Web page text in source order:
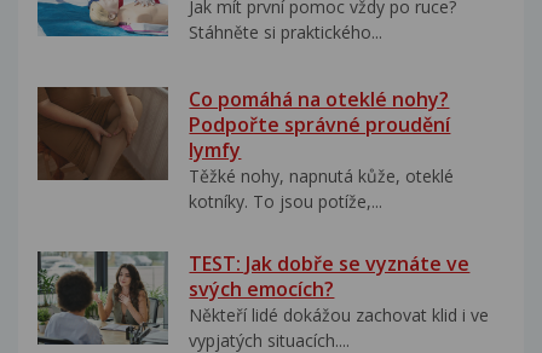
Jak mít první pomoc vždy po ruce?
Stáhněte si praktického...
Co pomáhá na oteklé nohy?
Podpořte správné proudění
lymfy
Těžké nohy, napnutá kůže, oteklé
kotníky. To jsou potíže,...
TEST: Jak dobře se vyznáte ve
svých emocích?
Někteří lidé dokážou zachovat klid i ve
vypjatých situacích....